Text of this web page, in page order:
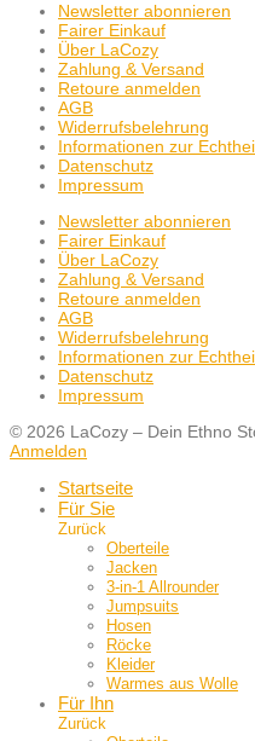
Newsletter abonnieren
Fairer Einkauf
Über LaCozy
Zahlung & Versand
Retoure anmelden
AGB
Widerrufsbelehrung
Informationen zur
Datenschutz
Impressum
Newsletter abonnieren
Fairer Einkauf
Über LaCozy
Zahlung & Versand
Retoure anmelden
AGB
Widerrufsbelehrung
Informationen zur
Datenschutz
Impressum
© 2026 LaCozy – Dein Ethno
Anmelden
Startseite
Für Sie
Zurück
Oberteile
Jacken
3-in-1 Allrounder
Jumpsuits
Hosen
Röcke
Kleider
Warmes aus Wolle
Für Ihn
Zurück